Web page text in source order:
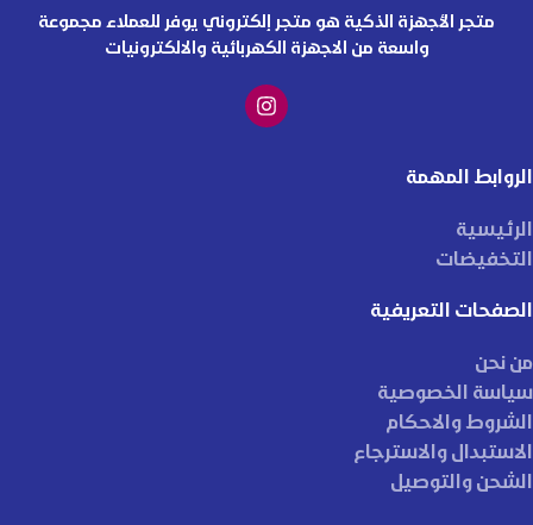
متجر الأجهزة الذكية هو متجر إلكتروني يوفر للعملاء مجموعة
واسعة من الاجهزة الكهربائية والالكترونيات
الروابط المهمة
الرئيسية
التخفيضات
الصفحات التعريفية
من نحن
سياسة الخصوصية
الشروط والاحكام
الاستبدال والاسترجاع
الشحن والتوصيل